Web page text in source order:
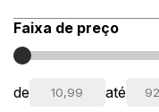
Faixa de preço
de até